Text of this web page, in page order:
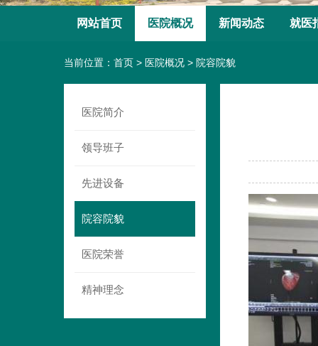
网站首页 医院概况 新闻动态 就医
当前位置： 首页 > 医院概况 > 院容院貌
医院简介
领导班子
先进设备
院容院貌
医院荣誉
精神理念